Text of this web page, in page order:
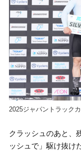
2025ジャパントラック
クラッシュのあと、
ッシュで」駆け抜け